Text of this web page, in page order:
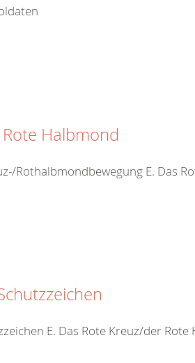
Halbmond
Rothalbmondbewegung E. Das
E. Das Rote Kreuz/der